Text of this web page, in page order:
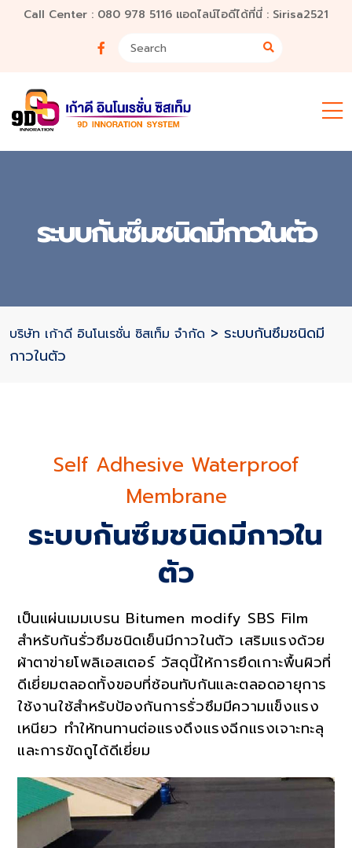
Call Center : 080 978 5116 แอดไลน์ไอดีได้ที่นี่ : Sirisa2521
ระบบกันซึมชนิดมีกาวในตัว
บริษัท เก้าดี อินโนเรชั่น ซิสเท็ม จำกัด > ระบบกันซึมชนิดมี
กาวในตัว
Services
Self Adhesive Waterproof
Membrane
ระบบกันซึมชนิดมีกาวใน
ตัว
เป็นแผ่นเมมเบรน Bitumen modify SBS Film
สำหรับกันรั่วซึมชนิดเย็นมีกาวในตัว เสริมแรงด้วย
ผ้าตาข่ายโพลิเอสเตอร์ วัสดุนี้ให้การยึดเกาะพื้นผิวที่
ดีเยี่ยมตลอดทั้งขอบที่ซ้อนทับกันและตลอดอายุการ
ใช้งานใช้สำหรับป้องกันการรั่วซึมมีความแข็งแรง
เหนียว ทำให้ทนทานต่อแรงดึงแรงฉีกแรงเจาะทะลุ
และการขัดถูได้ดีเยี่ยม